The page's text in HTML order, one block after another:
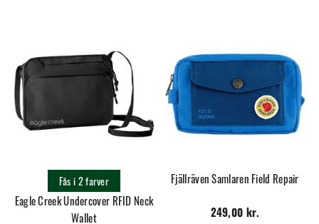
Eagle Creek Undercover RFID Neck
Wallet
Fås i 2 farver Fjällräven Samlaren Field Repair
249,00 kr.